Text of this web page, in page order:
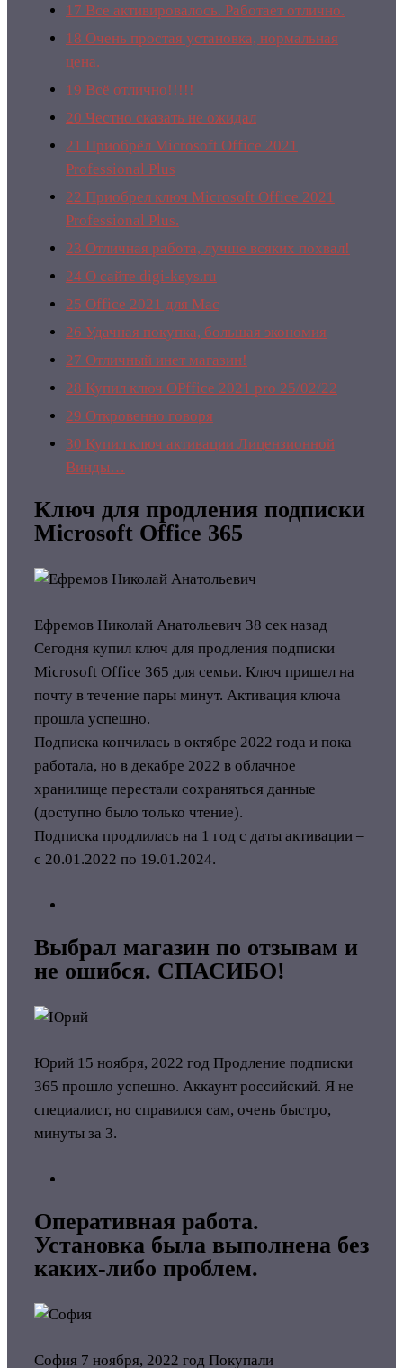
17 Все активировалось. Работает отлично.
18 Очень простая установка, нормальная
цена.
19 Всё отлично!!!!!
20 Честно сказать не ожидал
21 Приобрёл Microsoft Office 2021
Professional Plus
22 Приобрел ключ Microsoft Office 2021
Professional Plus.
23 Отличная работа, лучше всяких похвал!
24 О сайте digi-keys.ru
25 Office 2021 для Mac
26 Удачная покупка, большая экономия
27 Отличный инет магазин!
28 Купил ключ OPffice 2021 pro 25/02/22
29 Откровенно говоря
30 Купил ключ активации Лицензионной
Винды…
Ключ для продления подписки
Microsoft Office 365
Ефремов Николай Анатольевич 38 сек назад
Сегодня купил ключ для продления подписки
Microsoft Office 365 для семьи. Ключ пришел на
почту в течение пары минут. Активация ключа
прошла успешно.
Подписка кончилась в октябре 2022 года и пока
работала, но в декабре 2022 в облачное
хранилище перестали сохраняться данные
(доступно было только чтение).
Подписка продлилась на 1 год с даты активации –
с 20.01.2022 по 19.01.2024.
Выбрал магазин по отзывам и
не ошибся. СПАСИБО!
Юрий 15 ноября, 2022 год Продление подписки
365 прошло успешно. Аккаунт российский. Я не
специалист, но справился сам, очень быстро,
минуты за 3.
Оперативная работа.
Установка была выполнена без
каких-либо проблем.
София 7 ноября, 2022 год Покупали